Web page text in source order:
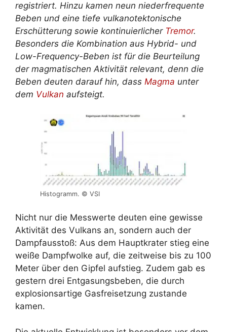
registriert. Hinzu kamen neun niederfrequente
Beben und eine tiefe vulkanotektonische
Erschütterung sowie kontinuierlicher Tremor.
Besonders die Kombination aus Hybrid- und
Low-Frequency-Beben ist für die Beurteilung
der magmatischen Aktivität relevant, denn die
Beben deuten darauf hin, dass Magma unter
dem Vulkan aufsteigt.
Histogramm. © VSI
Nicht nur die Messwerte deuten eine gewisse
Aktivität des Vulkans an, sondern auch der
Dampfausstoß: Aus dem Hauptkrater stieg eine
weiße Dampfwolke auf, die zeitweise bis zu 100
Meter über den Gipfel aufstieg. Zudem gab es
gestern drei Entgasungsbeben, die durch
explosionsartige Gasfreisetzung zustande
kamen.